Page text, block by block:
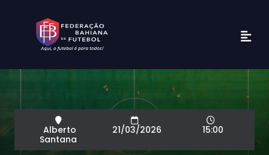
Alberto
Santana
21/03/2026 15:00